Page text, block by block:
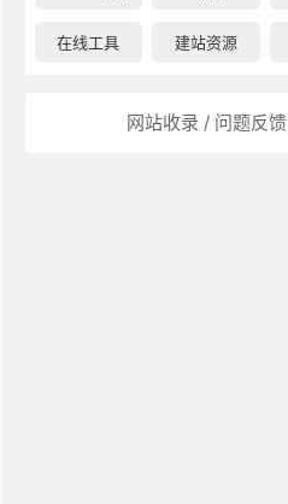
在线工具 建站资源
网站收录 / 问题反馈